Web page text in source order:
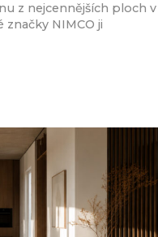
z nejcennějších ploch v
značky NIMCO ji